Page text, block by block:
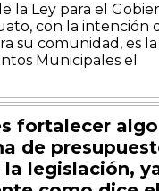
la Ley para el
con la intención
su comunidad, es la
Municipales el
fortalecer algo
de
legislación,